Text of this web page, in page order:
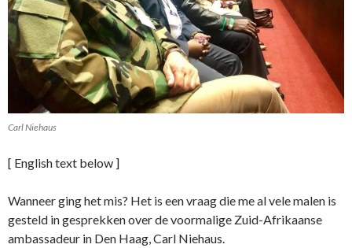
Carl Niehaus
[ English text below ]
Wanneer ging het mis? Het is een vraag die me al vele malen is
gesteld in gesprekken over de voormalige Zuid-Afrikaanse
ambassadeur in Den Haag, Carl Niehaus.